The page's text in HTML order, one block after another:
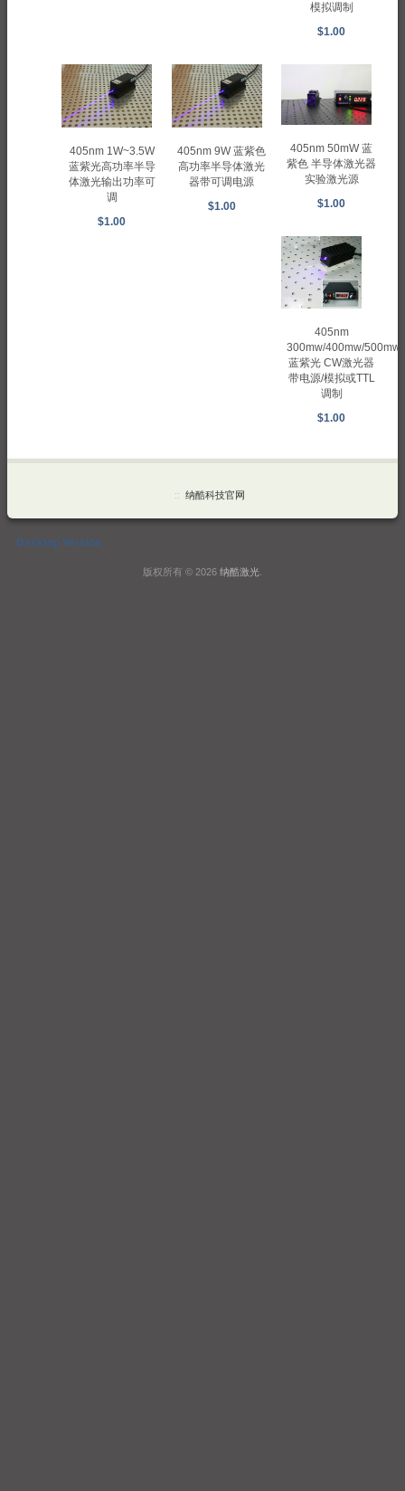
模拟调制
$1.00
405nm 1W~3.5W
蓝紫光高功率半导
体激光输出功率可
调
$1.00
405nm 9W 蓝紫色
高功率半导体激光
器带可调电源
$1.00
405nm 50mW 蓝
紫色 半导体激光器
实验激光源
$1.00
405nm
300mw/400mw/500mw
蓝紫光 CW激光器
带电源/模拟或TTL
调制
$1.00
:: 纳酷科技官网
Desktop Version
版权所有 © 2026 纳酷激光